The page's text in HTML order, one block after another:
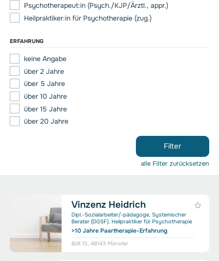
Psychotherapeut:in (Psych./KJP/Ärztl., appr.)
Heilpraktiker:in für Psychotherapie (zug.)
ERFAHRUNG
keine Angabe
über 2 Jahre
über 5 Jahre
über 10 Jahre
über 15 Jahre
über 20 Jahre
Filter
alle Filter zurücksetzen
Vinzenz Heidrich
Dipl.-Sozialarbeiter/-pädagoge, Systemischer
Berater (DGSF), Heilpraktiker für Psychotherapie
>10 Jahre Paartherapie-Erfahrung
Bült 15, 48143 Münster